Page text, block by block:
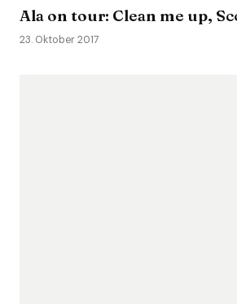
Ala on tour: Clean me up,
23. Oktober 2017